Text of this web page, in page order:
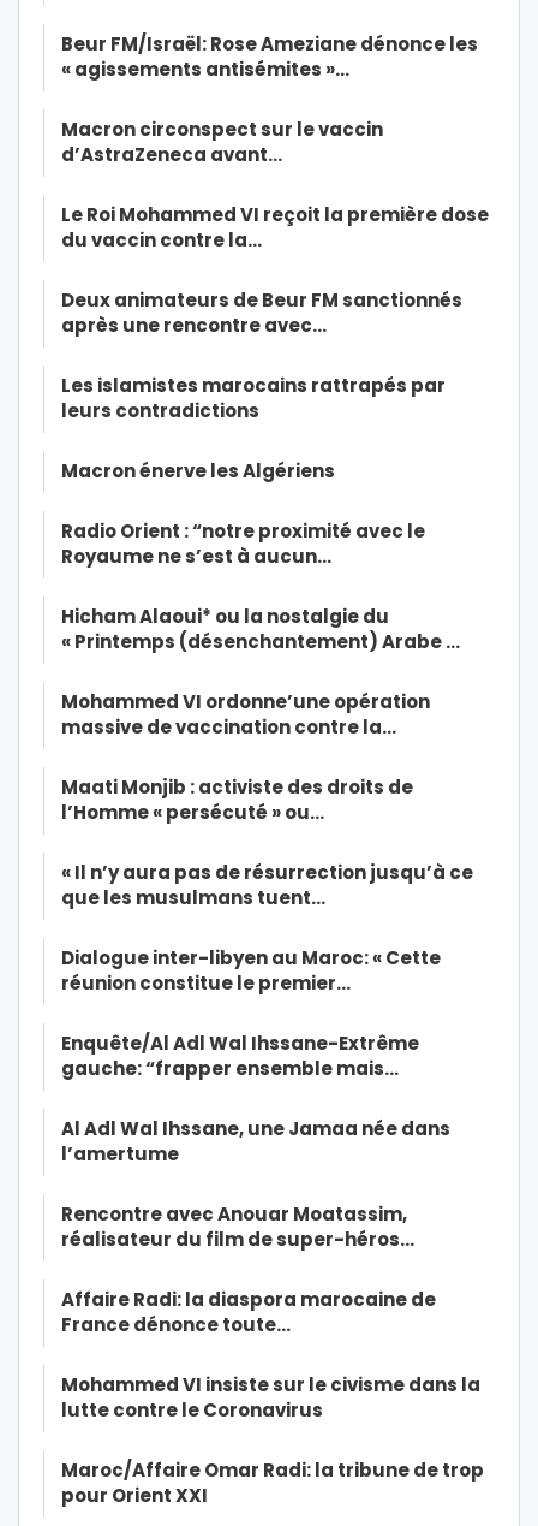
Beur FM/Israël: Rose Ameziane dénonce les
« agissements antisémites »…
Macron circonspect sur le vaccin
d’AstraZeneca avant…
Le Roi Mohammed VI reçoit la première dose
du vaccin contre la…
Deux animateurs de Beur FM sanctionnés
après une rencontre avec…
Les islamistes marocains rattrapés par
leurs contradictions
Macron énerve les Algériens
Radio Orient : “notre proximité avec le
Royaume ne s’est à aucun…
Hicham Alaoui* ou la nostalgie du
« Printemps (désenchantement) Arabe …
Mohammed VI ordonne’une opération
massive de vaccination contre la…
Maati Monjib : activiste des droits de
l’Homme « persécuté » ou…
« Il n’y aura pas de résurrection jusqu’à ce
que les musulmans tuent…
Dialogue inter-libyen au Maroc: « Cette
réunion constitue le premier…
Enquête/Al Adl Wal Ihssane-Extrême
gauche: “frapper ensemble mais…
Al Adl Wal Ihssane, une Jamaa née dans
l’amertume
Rencontre avec Anouar Moatassim,
réalisateur du film de super-héros…
Affaire Radi: la diaspora marocaine de
France dénonce toute…
Mohammed VI insiste sur le civisme dans la
lutte contre le Coronavirus
Maroc/Affaire Omar Radi: la tribune de trop
pour Orient XXI